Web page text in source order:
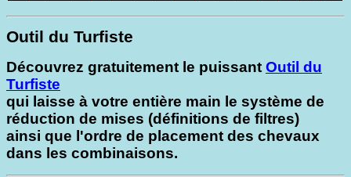
Outil du Turfiste
Découvrez gratuitement le puissant Outil du
Turfiste
qui laisse à votre entière main le système de
réduction de mises (définitions de filtres)
ainsi que l'ordre de placement des chevaux
dans les combinaisons.